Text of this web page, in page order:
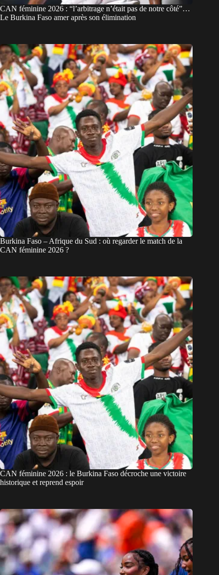
CAN féminine 2026 : “l’arbitrage n’était pas de notre côté”…
Le Burkina Faso amer après son élimination
Burkina Faso – Afrique du Sud : où regarder le match de la
CAN féminine 2026 ?
CAN féminine 2026 : le Burkina Faso décroche une victoire
historique et reprend espoir